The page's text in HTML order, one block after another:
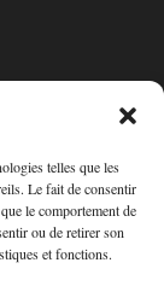
telles que les
Le fait de consentir
le comportement de
ou de retirer son
et fonctions.